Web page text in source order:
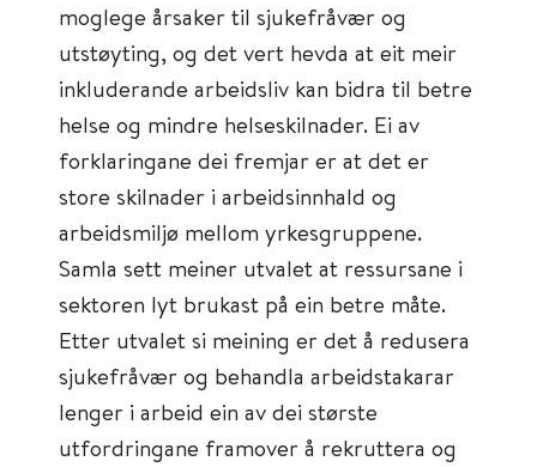
moglege årsaker til sjukefråvær og
utstøyting, og det vert hevda at eit meir
inkluderande arbeidsliv kan bidra til betre
helse og mindre helseskilnader. Ei av
forklaringane dei fremjar er at det er
store skilnader i arbeidsinnhald og
arbeidsmiljø mellom yrkesgruppene.
Samla sett meiner utvalet at ressursane i
sektoren lyt brukast på ein betre måte.
Etter utvalet si meining er det å redusera
sjukefråvær og behandla arbeidstakarar
lenger i arbeid ein av dei største
utfordringane framover å rekruttera og